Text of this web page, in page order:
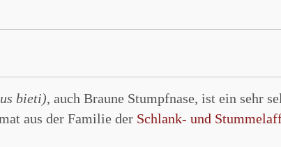
bieti), auch Braune Stumpfnase, ist ein sehr
aus der Familie der Schlank- und